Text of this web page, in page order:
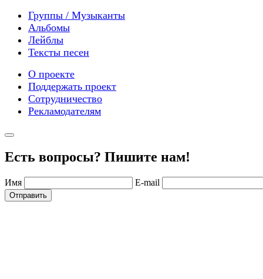
Группы / Музыканты
Альбомы
Лейблы
Тексты песен
О проекте
Поддержать проект
Сотрудничество
Рекламодателям
Есть вопросы? Пишите нам!
Имя E-mail